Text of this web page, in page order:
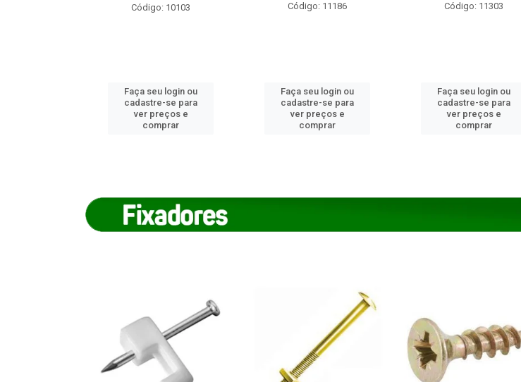
Código: 10103
Faça seu login ou
cadastre-se para
ver preços e
comprar
Código: 11186
Faça seu login ou
cadastre-se para
ver preços e
comprar
Código: 11303
Faça seu login ou
cadastre-se para
ver preços e
comprar